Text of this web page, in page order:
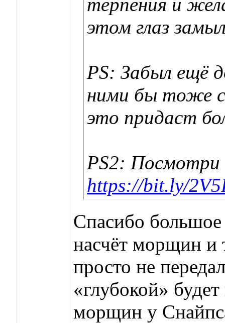
этом глаз
PS: Забыл ещё
ними бы тоже
это придаст
PS2: Посмотри
https://bit.ly/
Спасибо большое
насчёт морщин и
просто не
«глубокой»
морщин у